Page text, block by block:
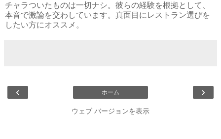
チャラついたものは一切ナシ。彼らの経験を根拠として、
本音で激論を交わしています。真面目にレストラン選びを
したい方にオススメ。
‹ ›
ホーム
ウェブ バージョンを表示